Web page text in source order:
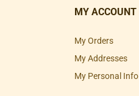
MY ACCOUNT
My Orders
My Addresses
My Personal Info